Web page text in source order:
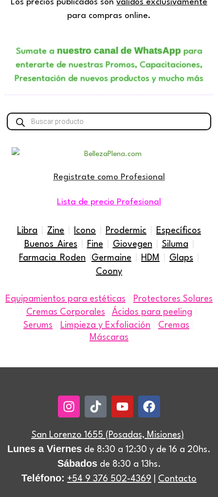
Los precios publicados son válidos exclusivamente
para compras online.
Sumate a nuestro canal de WhatsApppara
enterarte de nuestras Promos, Capacitaciones,
Presentación de nuevos productos y mucho más
Búsqueda
de
Registrate como Profesional
Lista de precio Profesional
Libra Zine Icono Prodermic
Específicos
Buenos Aires
Fine Giovegen Siluma
Farmacia Roden
Germaine HDM Glaps
Coony
Equipamientos para estéticas Protectores Solares
Cremas Corporales Ácidos para peeling
Serums Limpieza y Exfoliación Cremas
Máscaras
Instagram
TiktokYoutubeFacebook
San Lorenzo 1655 (Posadas, Misiones)
Lunes a Viernes de 8:30 a 12:30 y de 16 a 20hs.
Sábadosde 8:30 a 13hs.
Teléfono: +54 9 376 502-4369 Contacto